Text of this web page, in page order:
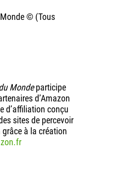
© (Tous
Mondeparticipe
d’Amazon
d’affiliation conçu
sites de percevoir
à la création